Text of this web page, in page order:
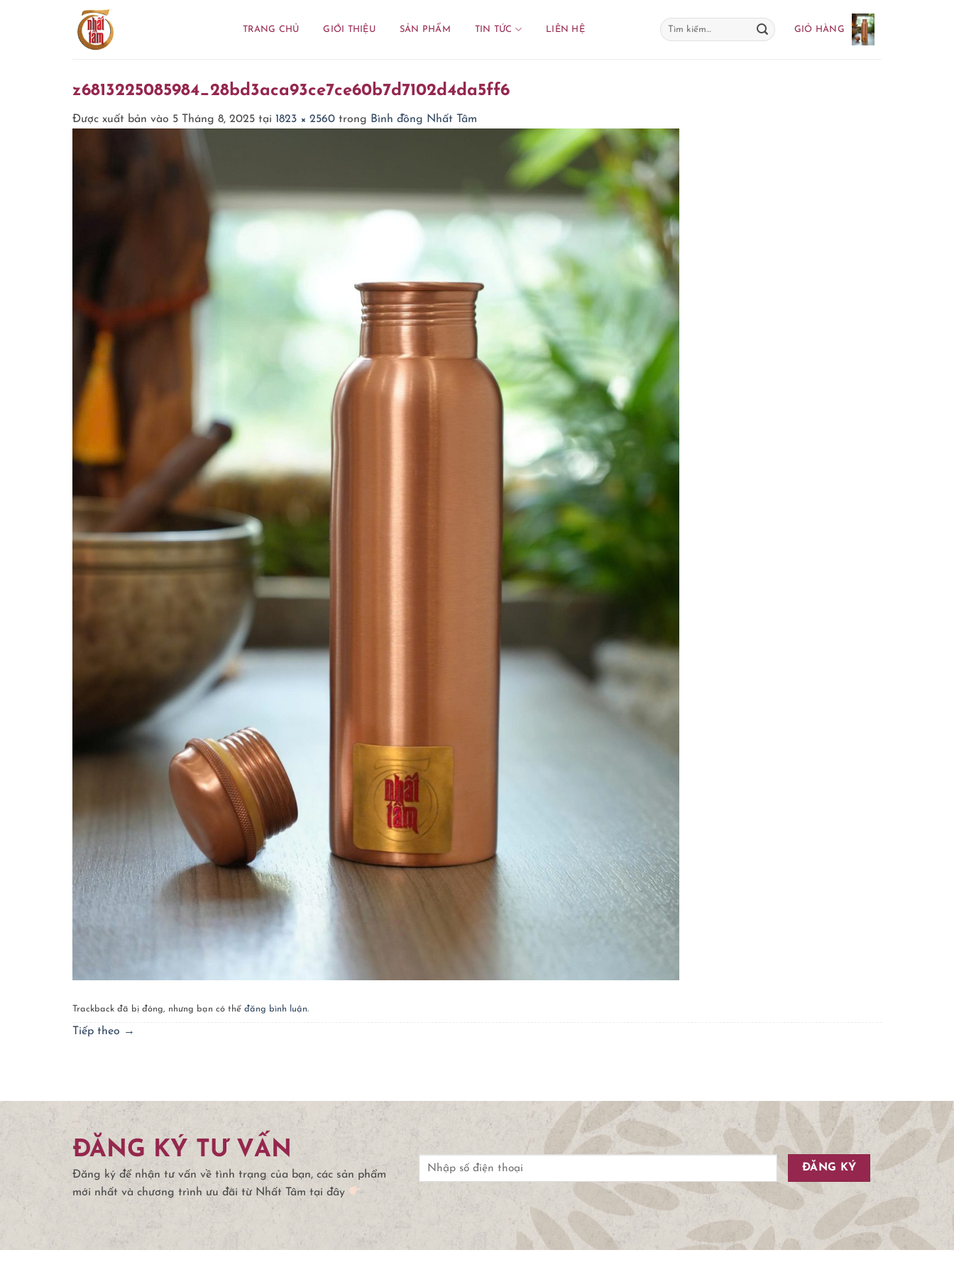
TRANG CHỦ GIỚI THIỆU SẢN PHẨM TIN TỨC LIÊN HỆ
Tìm
kiếm:
GIỎ HÀNG
z6813225085984_28bd3aca93ce7ce60b7d7102d4da5ff6
Được xuất bản vào 5 Tháng 8, 2025 tại 1823 × 2560 trong Bình đồng Nhất Tâm
Trackback đã bị đóng, nhưng bạn có thể đăng bình luận.
Tiếp theo →
ĐĂNG KÝ TƯ VẤN
Đăng ký để nhận tư vấn về tình trạng của bạn, các sản phẩm
mới nhất và chương trình ưu đãi từ Nhất Tâm tại đây